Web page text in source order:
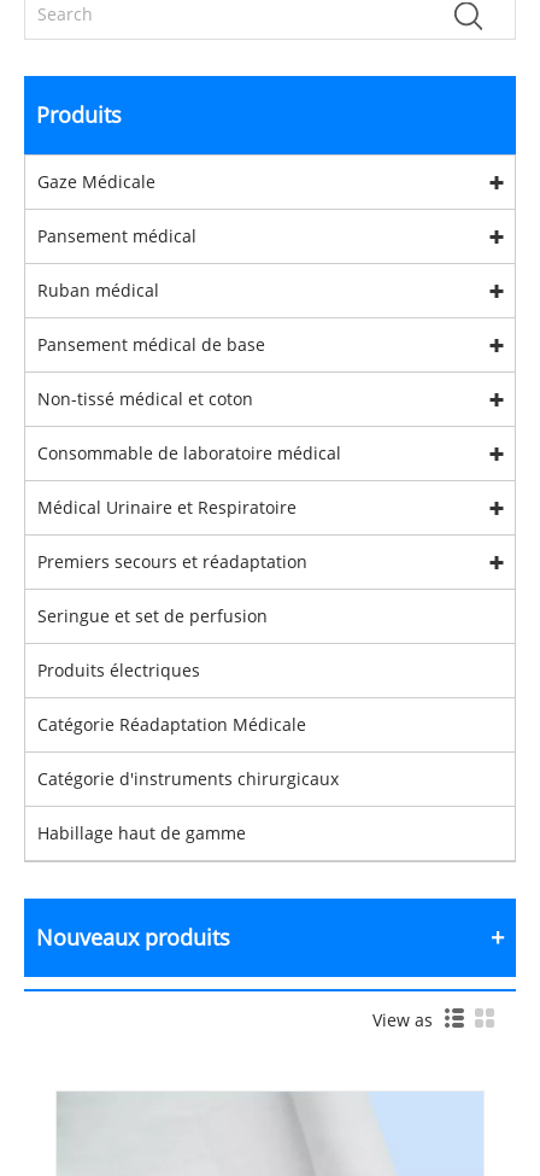
Produits
Gaze Médicale
Pansement médical
Ruban médical
Pansement médical de base
Non-tissé médical et coton
Consommable de laboratoire médical
Médical Urinaire et Respiratoire
Premiers secours et réadaptation
Seringue et set de perfusion
Produits électriques
Catégorie Réadaptation Médicale
Catégorie d'instruments chirurgicaux
Habillage haut de gamme
Nouveaux produits
View as